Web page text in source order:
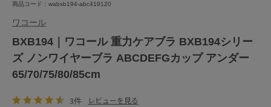
商品コード：wabxb194-abc419120
ワコール
BXB194｜ワコール 重力ケアブラ BXB194シリー
ズ ノンワイヤーブラ ABCDEFGカップ アンダー
65/70/75/80/85cm
3件 レビューを見る